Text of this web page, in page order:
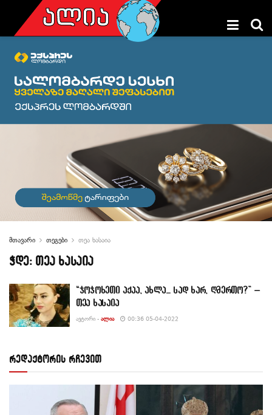
მთავარი თეგები თეა ხასაია
ჭდე: თეა ხასაია
“ჯოჯოხეთი აქაა, ახლა… სად ხარ, ღმერთო?” –
თეა ხასაია
ᲐᲕᲢᲝᲠᲘ - ᲐᲚᲘᲐ 00:36 05-04-2022
რედაქტორის რჩევით